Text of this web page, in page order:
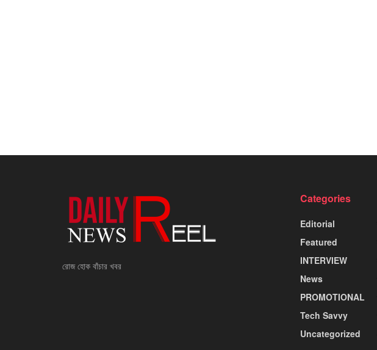
রোজ হোক বাঁচার খবর
Categories
Editorial
Featured
INTERVIEW
News
PROMOTIONAL
Tech Savvy
Uncategorized